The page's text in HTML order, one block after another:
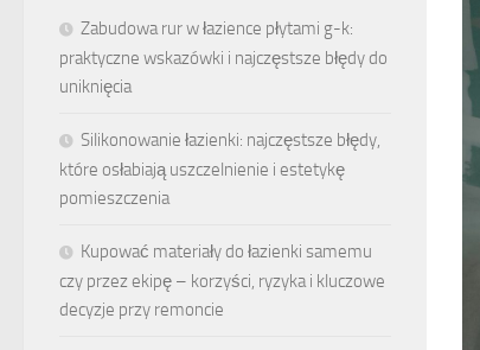
Zabudowa rur w łazience płytami g-k:
praktyczne wskazówki i najczęstsze błędy do
uniknięcia
Silikonowanie łazienki: najczęstsze błędy,
które osłabiają uszczelnienie i estetykę
pomieszczenia
Kupować materiały do łazienki samemu
czy przez ekipę – korzyści, ryzyka i kluczowe
decyzje przy remoncie